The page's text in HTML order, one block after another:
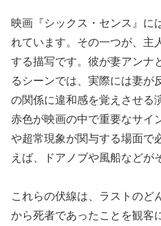
映画『シックス・センス』に
れています。その一つが、主
する描写です。彼が妻アンナ
るシーンでは、実際には妻が
の関係に違和感を覚えさせる
赤色が映画の中で重要なサイ
や超常現象が関与する場面で
えば、ドアノブや風船などが
これらの伏線は、ラストのど
から死者であったことを観客